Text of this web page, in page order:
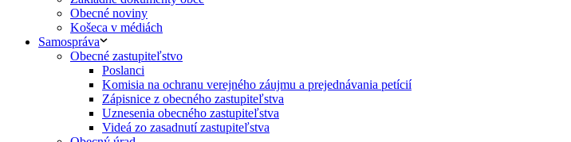
Obecné noviny
Košeca v médiách
Samospráva
Obecné zastupiteľstvo
Poslanci
Komisia na ochranu verejného záujmu a prejednávania petícií
Zápisnice z obecného zastupiteľstva
Uznesenia obecného zastupiteľstva
Videá zo zasadnutí zastupiteľstva